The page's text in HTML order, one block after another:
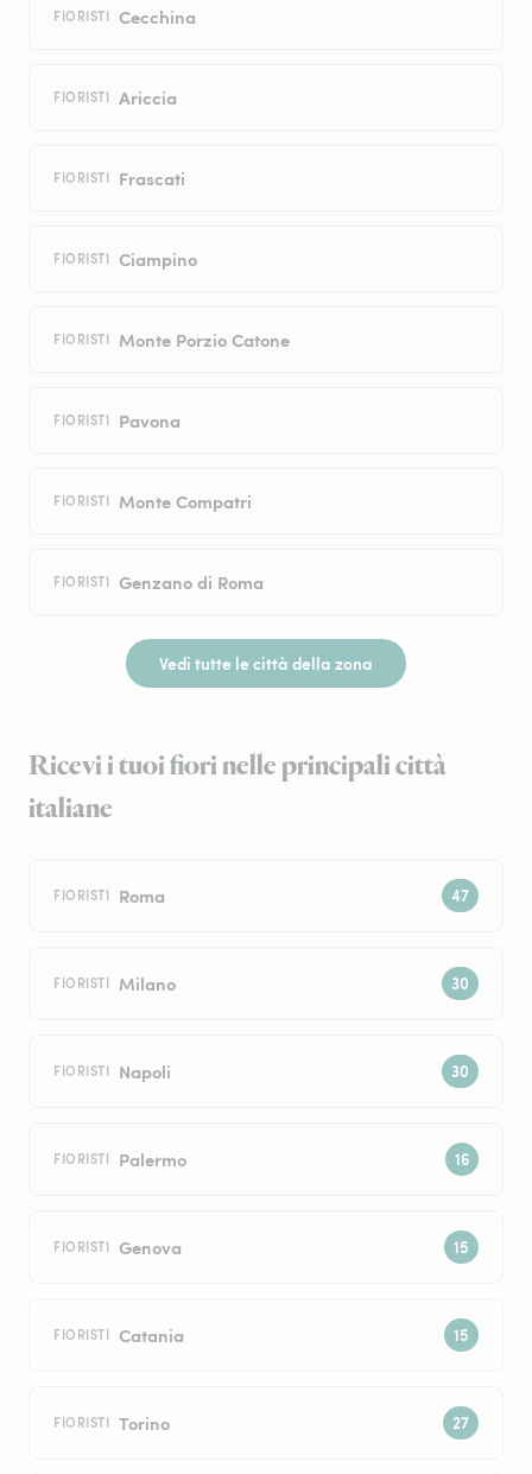
FIORISTI Cecchina
FIORISTI Ariccia
FIORISTI Frascati
FIORISTI Ciampino
FIORISTI Monte Porzio Catone
FIORISTI Pavona
FIORISTI Monte Compatri
FIORISTI Genzano di Roma
Vedi tutte le città della zona
Ricevi i tuoi fiori nelle principali città
italiane
FIORISTI Roma
FIORISTI Milano
FIORISTI Napoli
FIORISTI Palermo
FIORISTI Genova
FIORISTI Catania
FIORISTI Torino